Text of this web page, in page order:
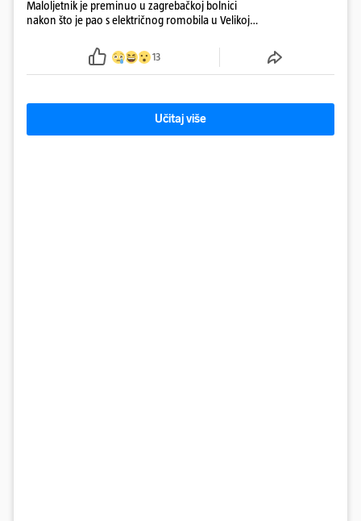
Maloljetnik je preminuo u zagrebačkoj bolnici
nakon što je pao s električnog romobila u Velikoj
13
Učitaj više